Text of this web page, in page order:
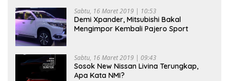
Sabtu, 16 Maret 2019 | 10:53
Demi Xpander, Mitsubishi Bakal
Mengimpor Kembali Pajero Sport
Sabtu, 16 Maret 2019 | 09:43
Sosok New Nissan Livina Terungkap,
Apa Kata NMI?